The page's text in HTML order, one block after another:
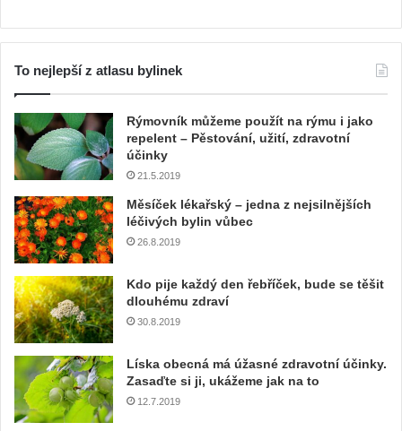
To nejlepší z atlasu bylinek
Rýmovník můžeme použít na rýmu i jako
repelent – Pěstování, užití, zdravotní
účinky
21.5.2019
Měsíček lékařský – jedna z nejsilnějších
léčivých bylin vůbec
26.8.2019
Kdo pije každý den řebříček, bude se těšit
dlouhému zdraví
30.8.2019
Líska obecná má úžasné zdravotní účinky.
Zasaďte si ji, ukážeme jak na to
12.7.2019